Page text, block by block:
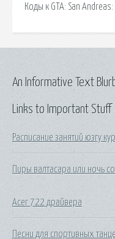
Коды к GTA: San
Links to Important Stuff
Расписание занятий юзгу
Пиры валтасара или ночь
Acer 722 драйвера
Песни для спортивных
An Informative Text